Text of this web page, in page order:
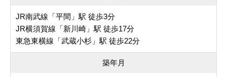
JR南武線「平間」駅 徒歩3分
JR横須賀線「新川崎」駅 徒歩17分
東急東横線「武蔵小杉」駅 徒歩22分
築年月